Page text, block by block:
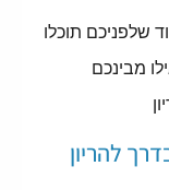
שלפניכם תוכלו
מבינכם
להריון